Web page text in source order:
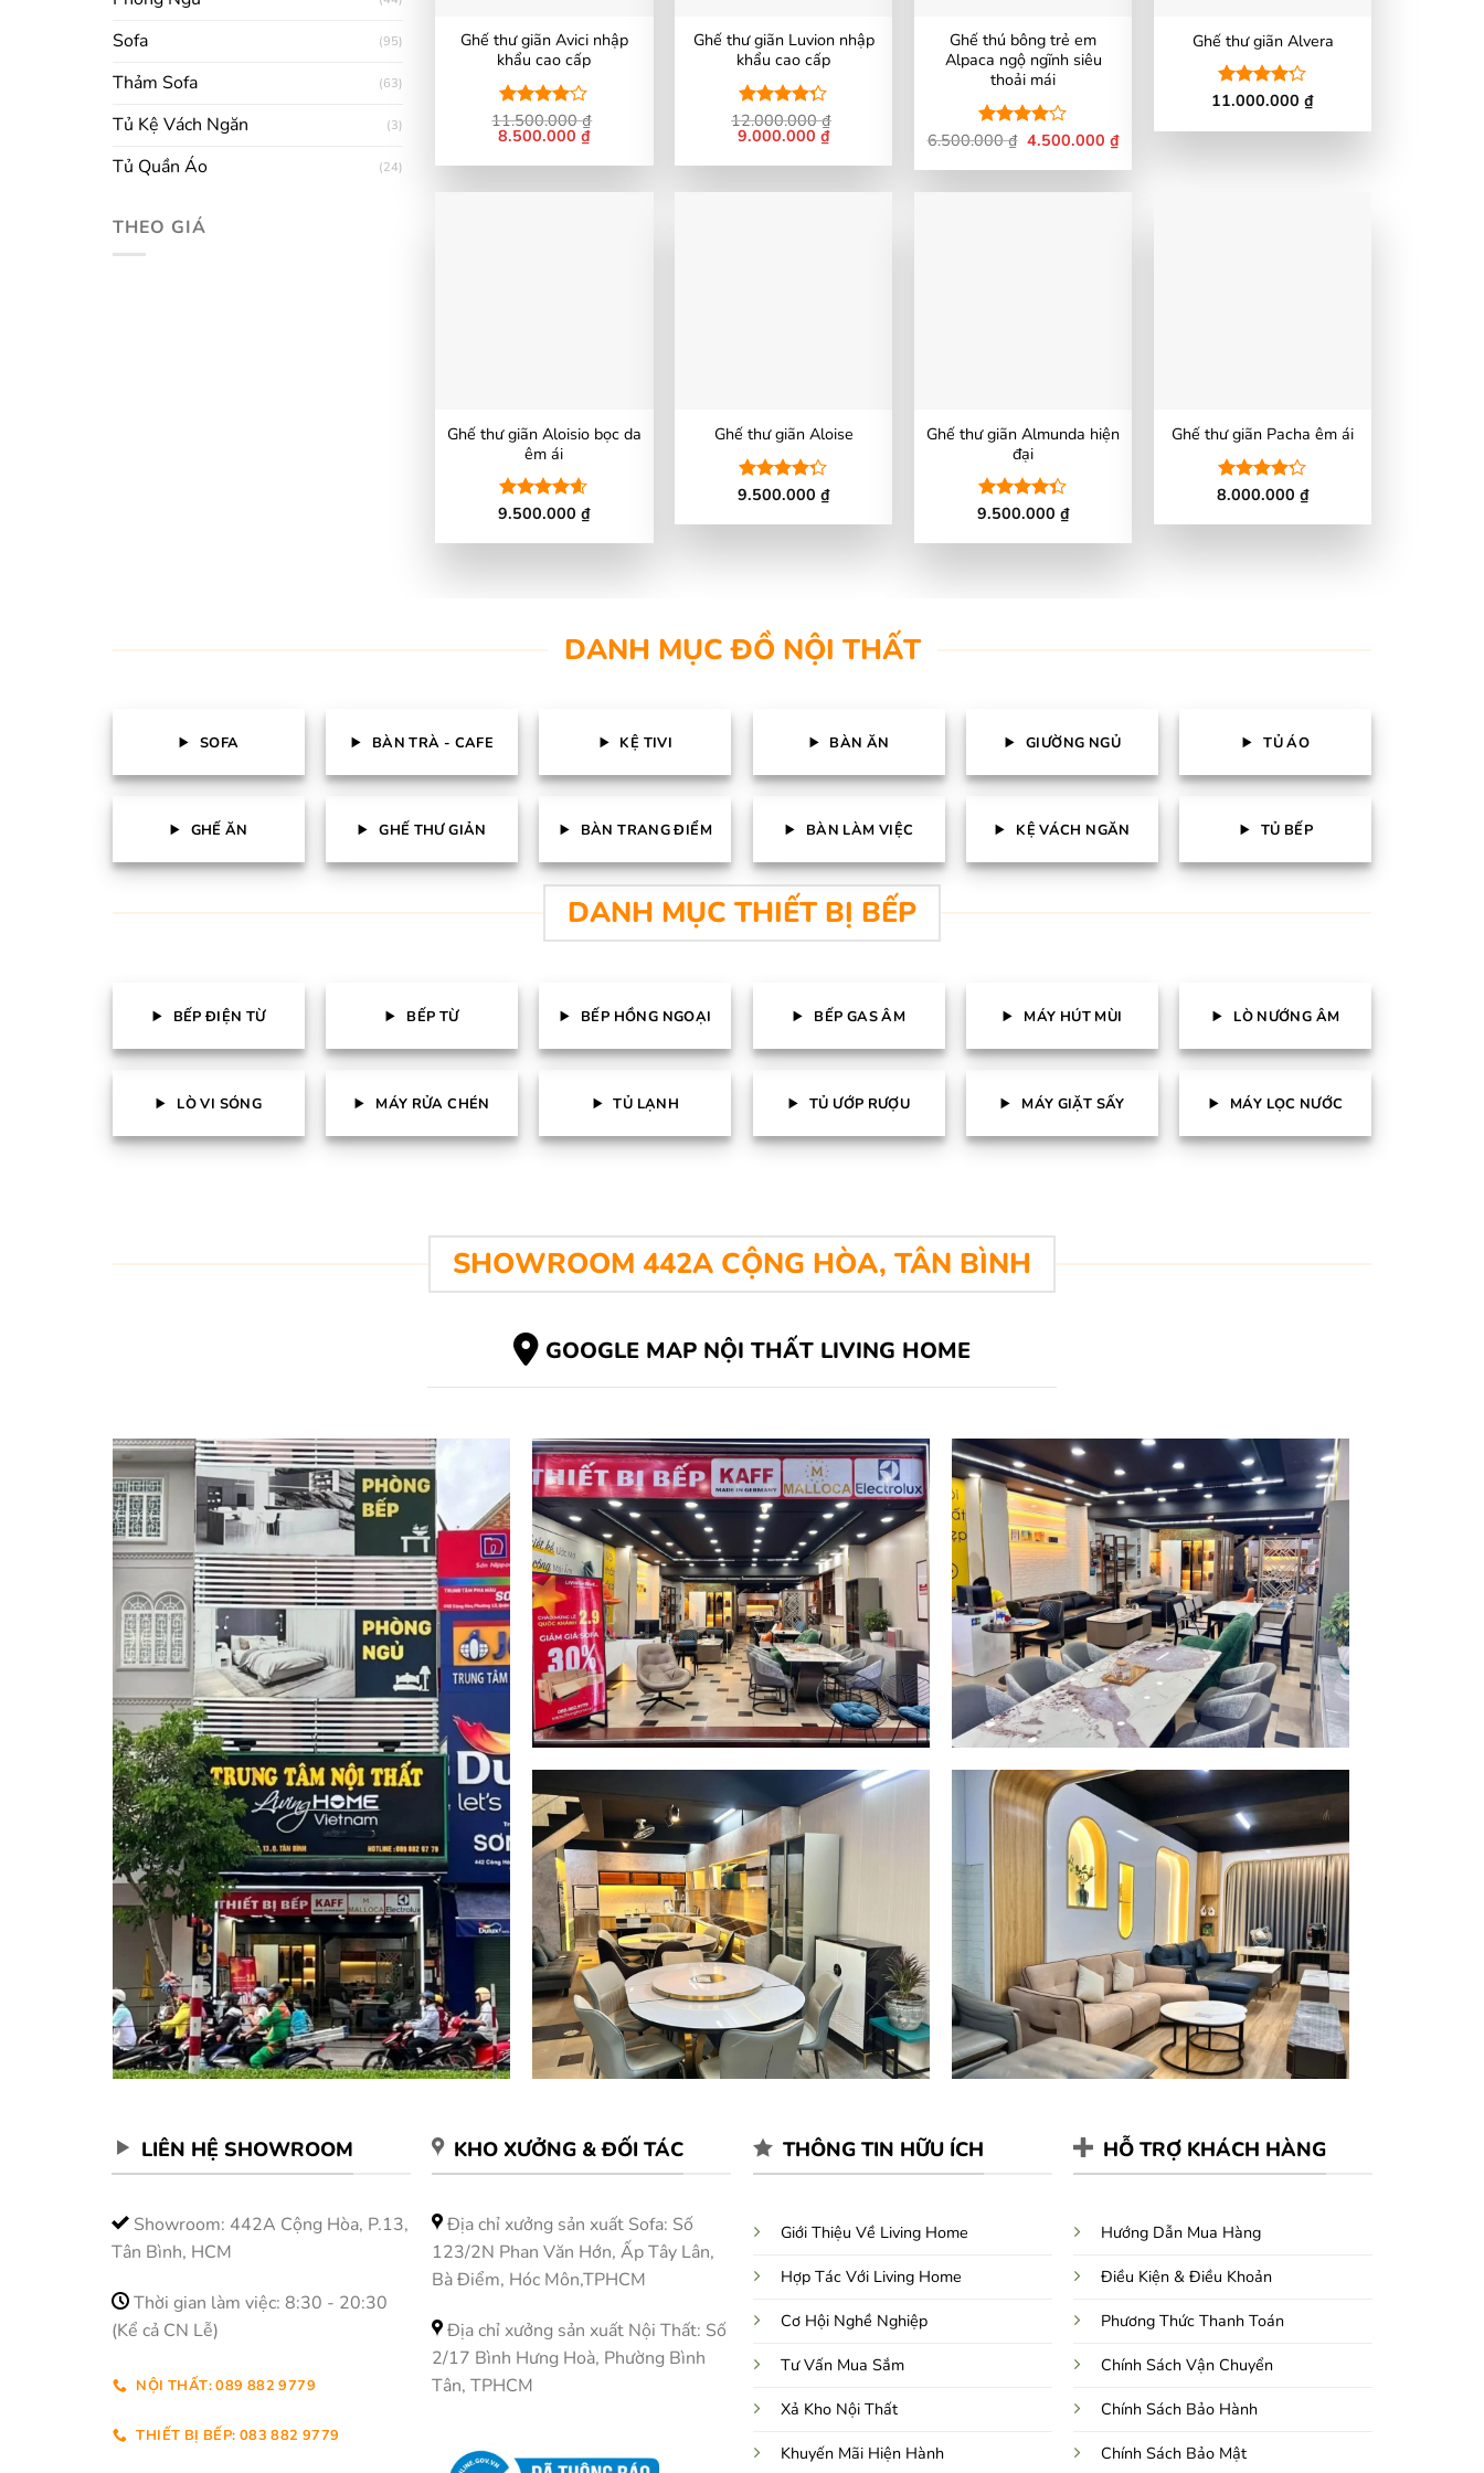
Sofa (95)
Thảm Sofa (63)
Tủ Kệ Vách Ngăn (3)
Tủ Quần Áo (24)
THEO GIÁ
Ghế thư giãn Avici nhập
khẩu cao cấp
Được
xếp hạng
11.500.000₫
Giá
là:
8.500.000 ₫Giá
tại
8.500.000 ₫.
Ghế thư giãn Luvion nhập
khẩu cao cấp
Được xếp
hạng4.22
12.000.000₫
Giá
là:
9.000.000 ₫Giá
tại
9.000.000 ₫.
Ghế thú bông trẻ em
Alpaca ngộ ngĩnh siêu
thoải mái
Được
4.075
sao
6.500.000₫ Giá
là:
4.500.000 ₫Giá
tại
Ghế thư giãn Alvera
Được xếp
5 sao
11.000.000₫
Ghế thư giãn Aloisio bọc da
êm ái
Được xếp
5 sao
9.500.000 ₫
Ghế thư giãn Aloise
Được xếp
5 sao
9.500.000 ₫
Ghế thư giãn Almunda hiện
đại
Được xếp
5 sao
9.500.000 ₫
Ghế thư giãn Pacha êm ái
Được xếp
5 sao
8.000.000 ₫
DANH MỤC ĐỒ NỘI THẤT
SOFA BÀN TRÀ - CAFE KỆ TIVI BÀN ĂN GIƯỜNG NGỦ TỦ ÁO
GHẾ ĂN GHẾ THƯ GIẢN BÀN TRANG ĐIỂM BÀN LÀM VIỆC KỆ VÁCH NGĂN TỦ BẾP
DANH MỤC THIẾT BỊ BẾP
BẾP ĐIỆN TỪ BẾP TỪ BẾP HỒNG NGOẠI BẾP GAS ÂM MÁY HÚT MÙI LÒ NƯỚNG ÂM
LÒ VI SÓNG MÁY RỬA CHÉN TỦ LẠNH TỦ ƯỚP RƯỢU MÁY GIẶT SẤY MÁY LỌC NƯỚC
SHOWROOM 442A CỘNG HÒA, TÂN BÌNH
GOOGLE MAP NỘI THẤT LIVING HOME
LIÊN HỆ SHOWROOM
Showroom: 442A Cộng Hòa, P.13,
Tân Bình, HCM
Thời gian làm việc: 8:30 - 20:30
(Kể cả CN Lễ)
NỘI THẤT: 089 882 9779
THIẾT BỊ BẾP: 083 882 9779
KHO XƯỞNG & ĐỐI TÁC
Địa chỉ xưởng sản xuất Sofa: Số
123/2N Phan Văn Hớn, Ấp Tây Lân,
Bà Điểm, Hóc Môn,TPHCM
Địa chỉ xưởng sản xuất Nội Thất: Số
2/17 Bình Hưng Hoà, Phường Bình
Tân, TPHCM
THÔNG TIN HỮU ÍCH
Giới Thiệu Về Living Home
Hợp Tác Với Living Home
Cơ Hội Nghề Nghiệp
Tư Vấn Mua Sắm
Xả Kho Nội Thất
Khuyến Mãi Hiện Hành
HỖ TRỢ KHÁCH HÀNG
Hướng Dẫn Mua Hàng
Điều Kiện & Điều Khoản
Phương Thức Thanh Toán
Chính Sách Vận Chuyển
Chính Sách Bảo Hành
Chính Sách Bảo Mật